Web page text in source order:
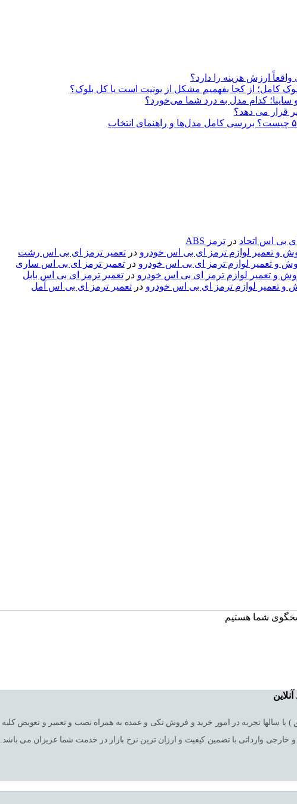
ارزش هزینه را دارد؟
قرار می دهد؟
در ترمز ABS
و تعمیر لوازم ترمز ای بی اس خودرو در تعمیر ترمز ای بی اس رشت
و تعمیر لوازم ترمز ای بی اس خودرو در تعمیر ترمز ای بی اس ساری
و تعمیر لوازم ترمز ای بی اس خودرو در تعمیر ترمز ای بی اس بابل
و تعمیر لوازم ترمز ای بی اس خودرو در تعمیر ترمز ای بی اس آمل
و خارجی وارداتی با تضمین کیفیت و ارزان ترین نرخ بازار در خدمت شما عزیزان می باشد.